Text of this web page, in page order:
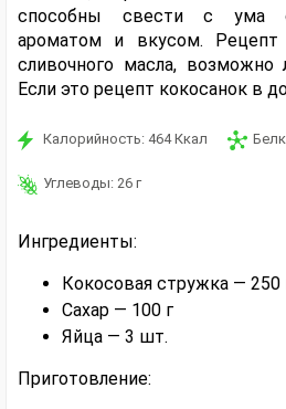
способны свести с ума
ароматом и вкусом.
сливочного масла,
Если это рецепт кокосанок в
Калорийность: 464Ккал
Углеводы: 26 г
Ингредиенты:
Кокосовая стружка — 250
Сахар — 100 г
Яйца — 3 шт.
Приготовление: